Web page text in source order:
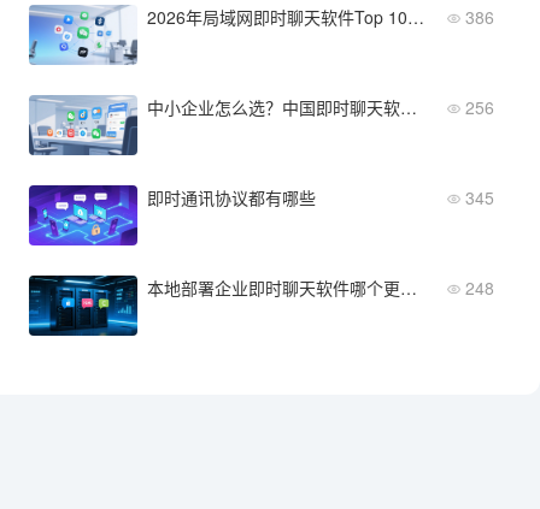
2026年局域网即时聊天软件Top 10：哪款最适合你企业？ 386
中小企业怎么选？中国即时聊天软件推荐榜单 256
即时通讯协议都有哪些 345
本地部署企业即时聊天软件哪个更耐用？三大厂商深度对比 248